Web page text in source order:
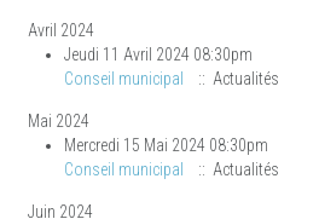
Avril 2024
Jeudi 11 Avril 2024 08:30pm
Conseil municipal
:: Actualités
Mai 2024
Mercredi 15 Mai 2024 08:30pm
Conseil municipal
:: Actualités
Juin 2024